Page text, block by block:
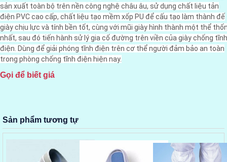
sản xuất toàn bộ trên nền công nghệ châu âu, sử dụng chất liệu tản
điện PVC cao cấp, chất liệu tạo mềm xốp PU để cấu tạo làm thành đế
giày chịu lực và tính bền tốt, cùng với mũi giày hình thành một thể
nhất, sau đó tiến hành sử lý gia cố đường trên viền của giày chống tĩnh
điện. Dùng để giải phóng tĩnh điện trên cơ thể người đảm bảo an toàn
trong phòng chống tĩnh điện hiện nay.
Gọi để biết giá
Sản phẩm tương tự